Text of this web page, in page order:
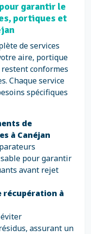
garantir le
portiques et
de services
aire, portique
conformes
Chaque service
spécifiques
de
à Canéjan
pour garantir
avant rejet
récupération à
assurant un